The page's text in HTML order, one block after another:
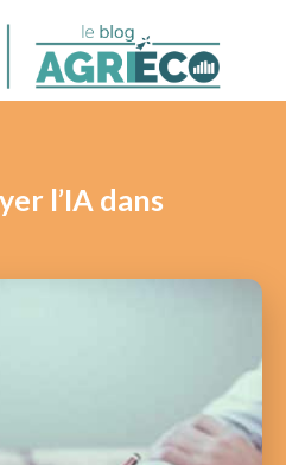
l’IA dans